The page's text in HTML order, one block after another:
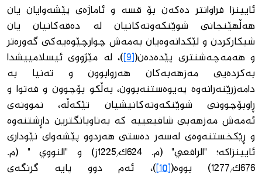
ئایینزا فراوانتر دەكەن بۆ قسە و ئاماژەی پێشەوایان یان
هەڵهێنجانی شوێنكەوتەكانیان لە دەقەكانیان یان
شیكاركردن و لێكدانەوەیان بەمەش چوارچێوەیەكی گەورەتر
و هەمەچەشنتری پێدەدەن([9] )، لە مێژووی ئیسلامییشدا
بەكردەیی مەزهەبەكان هەروابوون و تەنیا بە
دامەزرێنەرانەوە پەیوەستنەبوون، بەڵكو بۆچوون و فەتوا و
ڕاوبۆچوونی شوێنكەوتەكانیشیان تێكەڵە، نموونەی
ئەمەش مەزهەبی شافیعییە كە بەناوبانگترین داڕشتنەوە
و ڕێكخستنەوەی لەسەر دەستی هەردوو پێشەوای نێوداری
ئایینزاكە؛ "الرافعي" (م. 624ك/1225ز) و "النووي " (م.
676ك/1277) بووە(
[10]
)، ئەم دوو پایە گرنگەی